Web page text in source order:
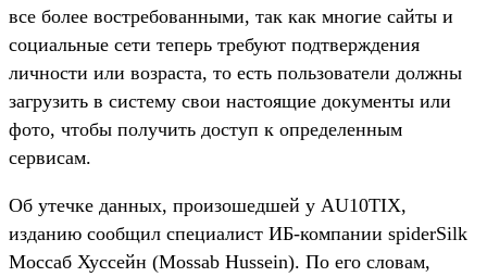
все более востребованными, так как многие сайты и
социальные сети теперь требуют подтверждения
личности или возраста, то есть пользователи должны
загрузить в систему свои настоящие документы или
фото, чтобы получить доступ к определенным
сервисам.
Об утечке данных, произошедшей у AU10TIX,
изданию сообщил специалист ИБ-компании spiderSilk
Моссаб Хуссейн (Mossab Hussein). По его словам,